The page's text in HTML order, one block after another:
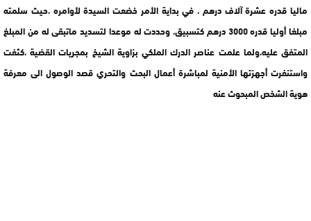
ماليا قدره عشرة آلاف درهم ، في بداية الأمر خضعت السيدة لأوامره ،حيث سلمته
مبلغا أوليا قدره 3000 درهم كتسبيق، وحددت له موعدا لتسديد ماتبقى له من المبلغ
المتفق عليه،ولما علمت عناصر الدرك الملكي بزاوية الشيخ بمجريات القضية ،كثفت
واستنفرت أجهزتها الأمنية لمباشرة أعمال البحث والتحري قصد الوصول الى معرفة
هوية الشخص المبحوث عنه